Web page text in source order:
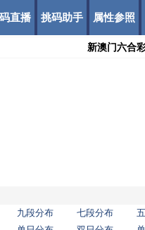
直播 挑码助手 属性参照
新澳门六合
九段分布 七段分布